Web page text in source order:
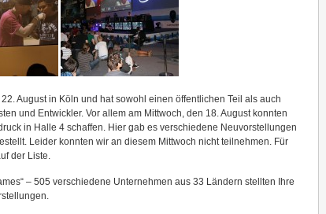
August in Köln und hat sowohl einen öffentlichen Teil als auch
und Entwickler. Vor allem am Mittwoch, den 18. August konnten
in Halle 4 schaffen. Hier gab es verschiedene Neuvorstellungen
Leider konnten wir an diesem Mittwoch nicht teilnehmen. Für
der Liste.
– 505 verschiedene Unternehmen aus 33 Ländern stellten Ihre